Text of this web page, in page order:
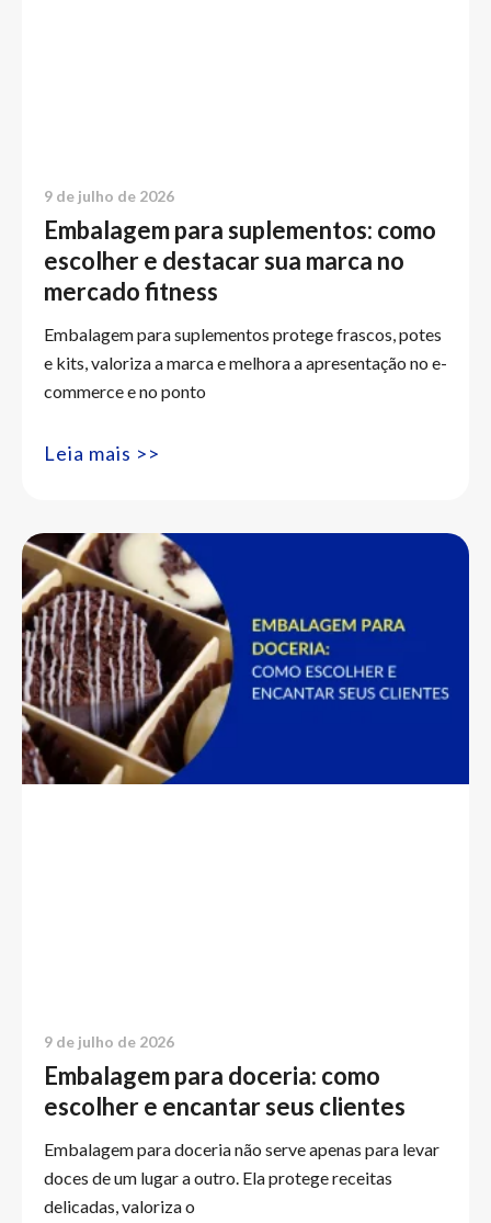
Embalagem para suplementos: como
escolher e destacar sua marca no
mercado fitness
9 de julho de 2026
Embalagem para suplementos protege frascos, potes
e kits, valoriza a marca e melhora a apresentação no e-
commerce e no ponto
Leia mais >>
Embalagem para doceria: como
escolher e encantar seus clientes
9 de julho de 2026
Embalagem para doceria não serve apenas para levar
doces de um lugar a outro. Ela protege receitas
delicadas, valoriza o